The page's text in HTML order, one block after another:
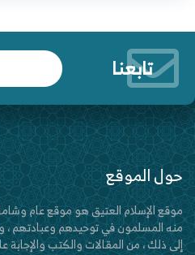
تابعنا
حول الموقع
موقع الإسلام العتيق هو موقع عام
منه المسلمون في توحيدهم وعبادتهم
إلى ذلك ، من المقالات والكتب والإجابة